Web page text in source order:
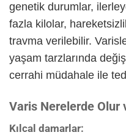
genetik durumlar,
fazla kilolar,
travma verilebilir.
yaşam tarzlarında
cerrahi müdahale ile
Varis Nerelerde Olur
Kılcal damarlar: